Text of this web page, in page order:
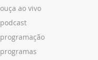
ouça ao vivo
podcast
programação
programas